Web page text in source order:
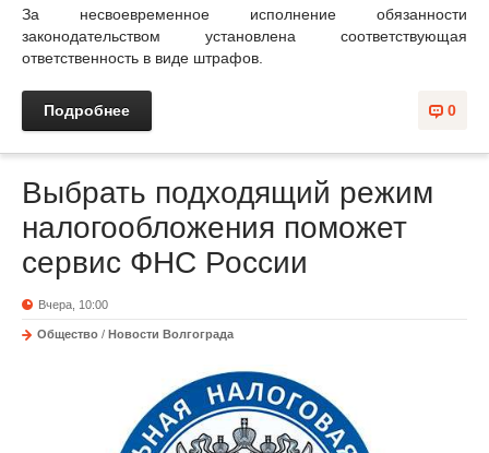
За несвоевременное исполнение обязанности
законодательством установлена соответствующая
ответственность в виде штрафов.
0
Подробнее
Выбрать подходящий режим
налогообложения поможет
сервис ФНС России
Вчера, 10:00
Общество / Новости Волгограда